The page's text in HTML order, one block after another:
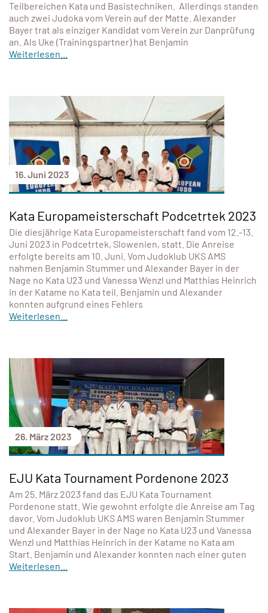
Teilbereichen Kata und Basistechniken. Allerdings standen
auch zwei Judoka vom Verein auf der Matte. Alexander
Bayer trat als einziger Kandidat vom Verein zur Danprüfung
an. Als Uke (Trainingspartner) hat Benjamin
Weiterlesen...
16. Juni 2023
Kata Europameisterschaft Podcetrtek 2023
Die diesjährige Kata Europameisterschaft fand vom 12.-13.
Juni 2023 in Podcetrtek, Slowenien, statt. Die Anreise
erfolgte bereits am 10. Juni. Vom Judoklub UKS AMS
nahmen Benjamin Stummer und Alexander Bayer in der
Nage no Kata U23 und Vanessa Wenzl und Matthias Heinrich
in der Katame no Kata teil. Benjamin und Alexander
konnten aufgrund eines Fehlers
Weiterlesen...
26. März 2023
EJU Kata Tournament Pordenone 2023
Am 25. März 2023 fand das EJU Kata Tournament
Pordenone statt. Wie gewohnt erfolgte die Anreise am Tag
davor. Vom Judoklub UKS AMS waren Benjamin Stummer
und Alexander Bayer in der Nage no Kata U23 und Vanessa
Wenzl und Matthias Heinrich in der Katame no Kata am
Start. Benjamin und Alexander konnten nach einer guten
Weiterlesen...